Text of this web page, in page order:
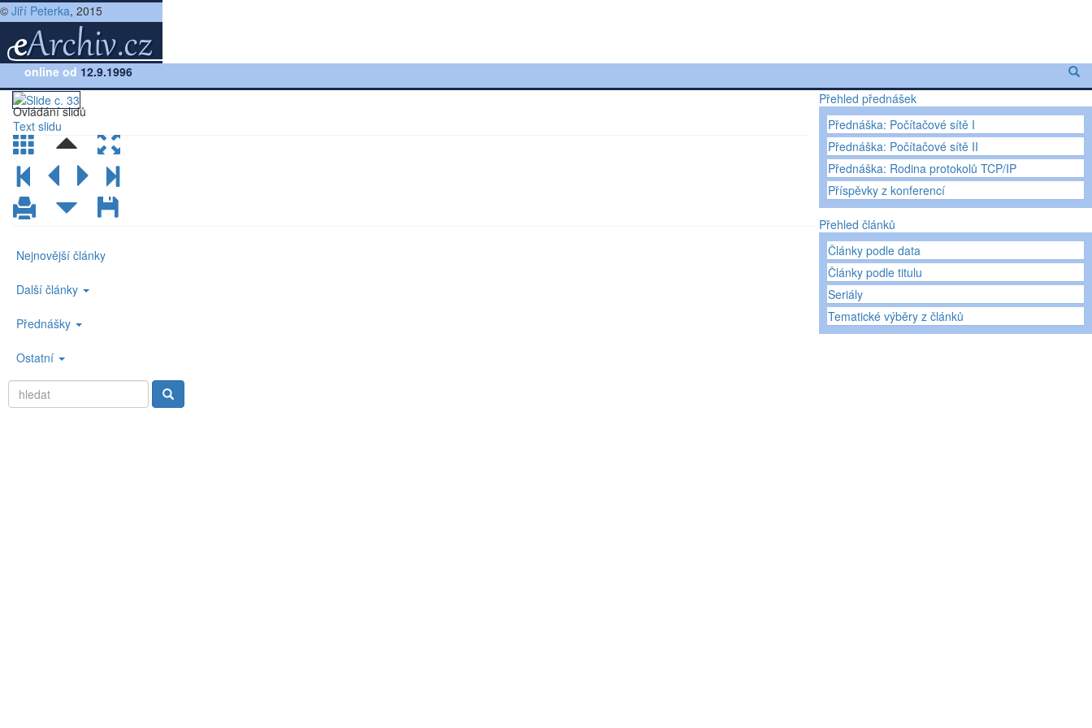
© Jiří Peterka, 2015
online od 12.9.1996
Ovládání slidů
Nejnovější články
Další články
Přednášky
Ostatní
Přednáška:Rodina protokolů TCP/IP, verze 2.4
Text slidu
Přehled přednášek
Přednáška: Počítačové sítě I
Přednáška: Počítačové sítě II
Přednáška: Rodina protokolů TCP/IP
Příspěvky z konferencí
Přehled článků
Články podle data
Články podle titulu
Seriály
Tematické výběry z článků